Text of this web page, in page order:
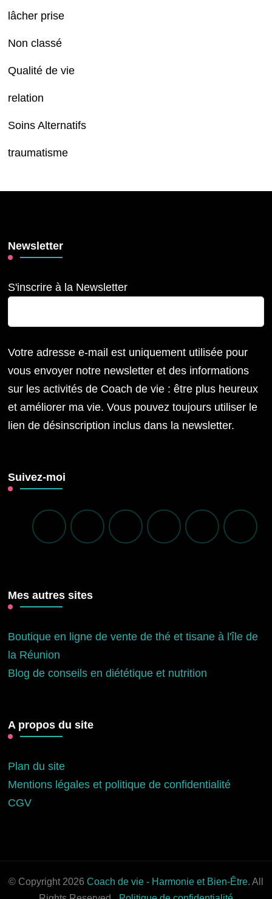
lâcher prise
Non classé
Qualité de vie
relation
Soins Alternatifs
traumatisme
Newsletter
S'inscrire à la Newsletter
Votre adresse e-mail est uniquement utilisée pour
vous envoyer notre newsletter et des informations
sur les activités de Coach de vie : être plus heureux
et améliorer ma vie. Vous pouvez toujours utiliser le
lien de désinscription inclus dans la newsletter.
Suivez-moi
Mes autres sites
Boutique en ligne de vente de thé et tisane à l'île de
la Réunion
Blog de conseils en diététique et nutrition
A propos du site
Plan du site
Mentions légales et politique de confidentialité
CGV
© Copyright 2026 Coach de vie - Harmonie et Bien-Être. All